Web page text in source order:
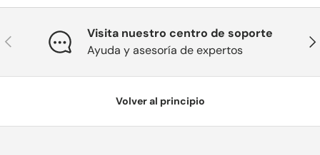
Anterior
Visita nuestro centro de soporte
Ayuda y asesoría de expertos
Volver al principio